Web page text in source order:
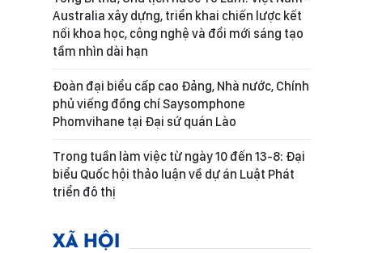
Australia xây dựng, triển khai chiến lược kết
nối khoa học, công nghệ và đổi mới sáng tạo
tầm nhìn dài hạn
Đoàn đại biểu cấp cao Đảng, Nhà nước, Chính
phủ viếng đồng chí Saysomphone
Phomvihane tại Đại sứ quán Lào
Trong tuần làm việc từ ngày 10 đến 13-8: Đại
biểu Quốc hội thảo luận về dự án Luật Phát
triển đô thị
XÃ HỘI